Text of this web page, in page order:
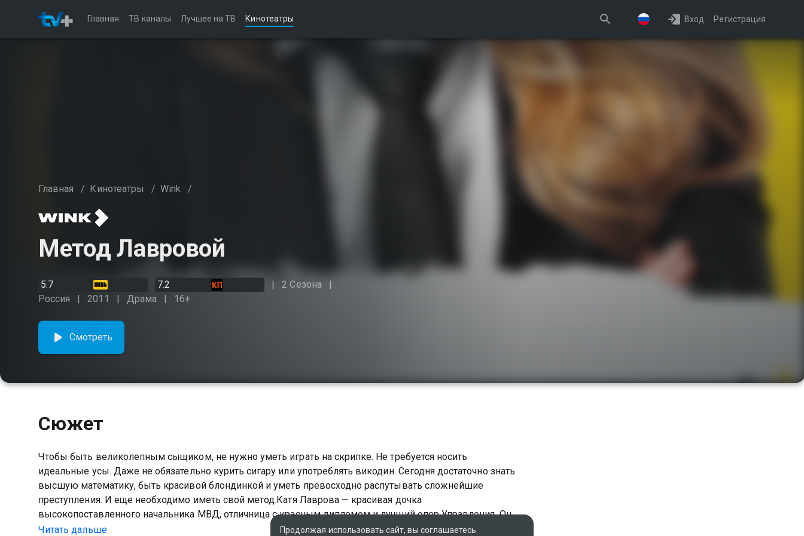
Главная ТВ каналы Лучшее на ТВ Кинотеатры Вход Регистрация
Главная / Кинотеатры / Wink /
Метод Лавровой
5.7 7.2
2 Сезона
Россия
2011 Драма 16+
Смотреть
Сюжет
Чтобы быть великолепным сыщиком, не нужно уметь играть на скрипке. Не требуется носить
идеальные усы. Даже не обязательно курить сигару или употреблять викодин. Сегодня достаточно знать
высшую математику, быть красивой блондинкой и уметь превосходно распутывать сложнейшие
преступления. И еще необходимо иметь свой метод.Катя Лаврова — красивая дочка
высокопоставленного начальника МВД, отличница с красным дипломом и лучший опер Управления. Она
обладает мужской логикой, острым умом и отточенным чувством юмора. Еще недавно ее ждала
Читать дальше Продолжая использовать сайт, вы соглашаетесь